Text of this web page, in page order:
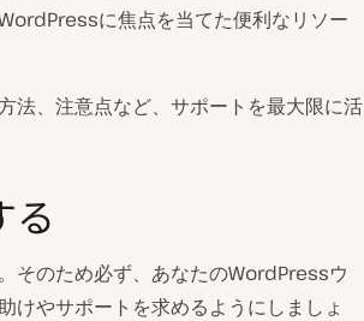
に焦点を当てた便利なリソー
法、注意点など、サポートを最大限に活
る
そのため必ず、あなたのWordPressウ
けやサポートを求めるようにしましょ